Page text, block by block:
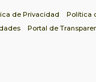
de Privacidad
Política
Portal de